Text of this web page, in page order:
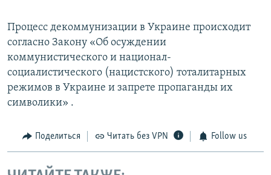
Процесс декоммунизации в Украине происходит
согласно Закону «Об осуждении
коммунистического и национал-
социалистического (нацистского) тоталитарных
режимов в Украине и запрете пропаганды их
символики» .
Поделиться Читать без VPN Follow us